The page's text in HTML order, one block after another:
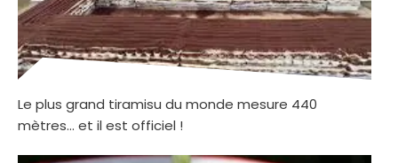
Le plus grand tiramisu du monde mesure 440
mètres… et il est officiel !